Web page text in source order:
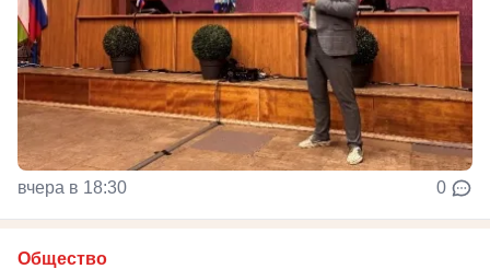
вчера в 18:30 0
Общество